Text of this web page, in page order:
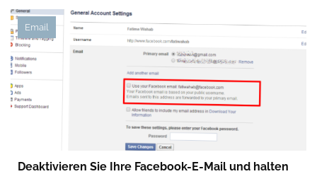
Email
Deaktivieren Sie Ihre Facebook-E-Mail und halten